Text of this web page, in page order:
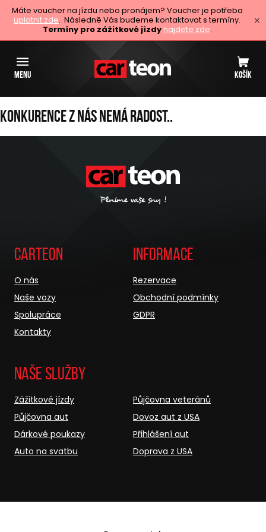
Máte voucher na jízdu nebo pronájem? Voucher je potřeba
uplatnit zde. Následně Vás budeme kontaktovat s termíny.
Termíny pro zážitkové jízdy najdete zde.
MENU KOŠÍK
Konkurence z nás nemá radost..
Carteon
O nás
Naše vozy
Spolupráce
Kontakty
Informace
Rezervace
Obchodní podmínky
GDPR
Naše služby
Zážitkové jízdy
Půjčovna aut
Dárkové poukazy
Auto na svatbu
Půjčovna veteránů
Dovoz aut z USA
Přihlášení aut
Doprava z USA